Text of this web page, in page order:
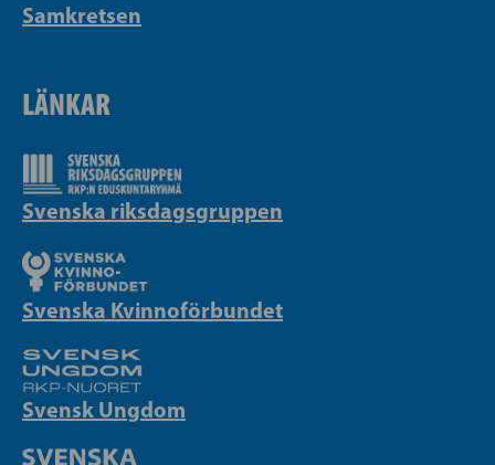
Samkretsen
LÄNKAR
Svenska riksdagsgruppen
Svenska Kvinnoförbundet
Svensk Ungdom